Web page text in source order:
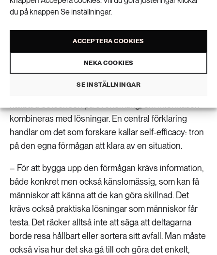
du på knappen Se inställningar.
ACCEPTERA COOKIES
NEKA COOKIES
SE INSTÄLLNINGAR
evenemanget. Det kanske inte fanns förutsättningar
sopor till exempel.
Information kombinerat med lösningar
kombineras med lösningar. En central förklaring
handlar om det som forskare kallar self-efficacy: tron
på den egna förmågan att klara av en situation.
– För att bygga upp den förmågan krävs information,
både konkret men också känslomässig, som kan få
människor att känna att de kan göra skillnad. Det
krävs också praktiska lösningar som människor får
testa. Det räcker alltså inte att säga att deltagarna
borde resa hållbart eller sortera sitt avfall. Man måste
också visa hur det ska gå till och göra det enkelt,